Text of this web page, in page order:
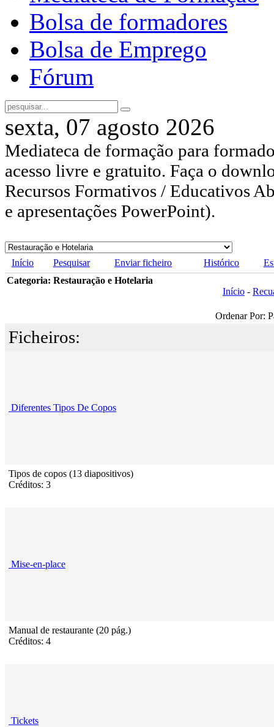
Bolsa de formadores
Bolsa de Emprego
Fórum
sexta, 07 agosto 2026
Mediateca de formação para
acesso livre e gratuito. Faça o
Recursos Formativos / Educativos
e apresentações PowerPoint).
Início Pesquisar Enviar ficheiro Histórico
Categoria: Restauração e Hotelaria
Início -
Ordenar Por:
Ficheiros:
Diferentes Tipos De Copos
Tipos de copos (13 diapositivos)
Créditos: 3
Mise-en-place
Manual de restaurante (20 pág.)
Créditos: 4
Tickets